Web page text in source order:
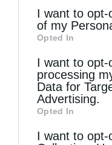
information may
third parties on
Downstream
disclose it to
I want to
of my
Opted In
I want to opt-
processing
Data for
Advertising.
Opted In
I want to opt-
Αυστραλίας
λαμπρότητα της...